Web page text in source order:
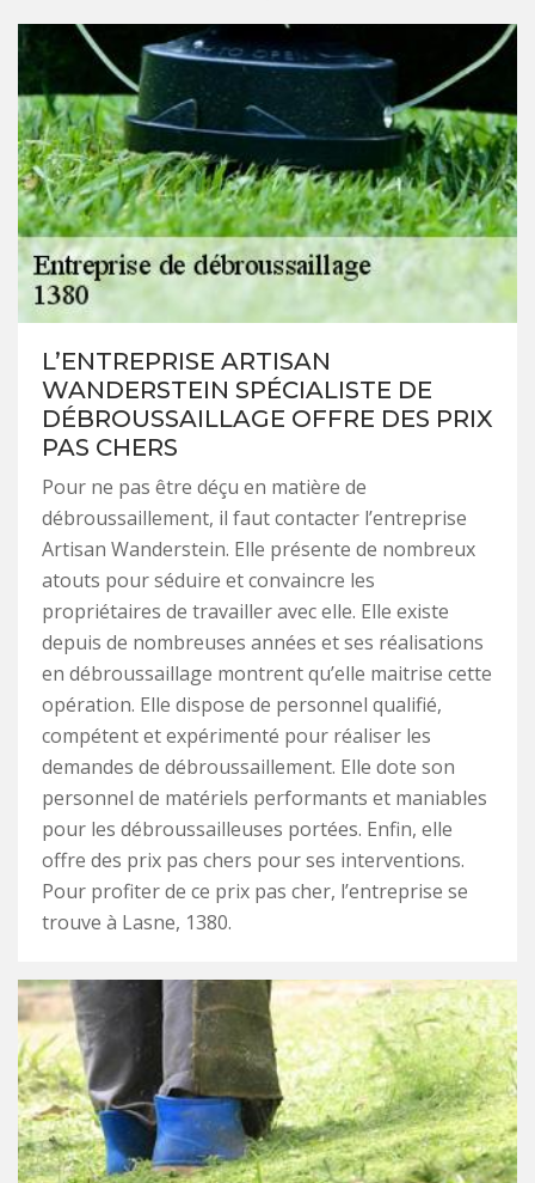
L’ENTREPRISE ARTISAN
WANDERSTEIN SPÉCIALISTE DE
DÉBROUSSAILLAGE OFFRE DES PRIX
PAS CHERS
Pour ne pas être déçu en matière de
débroussaillement, il faut contacter l’entreprise
Artisan Wanderstein. Elle présente de nombreux
atouts pour séduire et convaincre les
propriétaires de travailler avec elle. Elle existe
depuis de nombreuses années et ses réalisations
en débroussaillage montrent qu’elle maitrise cette
opération. Elle dispose de personnel qualifié,
compétent et expérimenté pour réaliser les
demandes de débroussaillement. Elle dote son
personnel de matériels performants et maniables
pour les débroussailleuses portées. Enfin, elle
offre des prix pas chers pour ses interventions.
Pour profiter de ce prix pas cher, l’entreprise se
trouve à Lasne, 1380.